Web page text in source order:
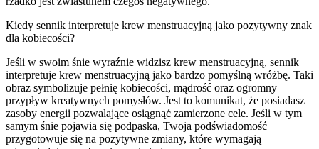
Kiedy sennik interpretuje krew menstruacyjną jako pozytywny znak
dla kobiecości?
Jeśli w swoim śnie wyraźnie widzisz krew menstruacyjną, sennik
interpretuje krew menstruacyjną jako bardzo pomyślną wróżbę. Taki
obraz symbolizuje pełnię kobiecości, mądrość oraz ogromny
przypływ kreatywnych pomysłów. Jest to komunikat, że posiadasz
zasoby energii pozwalające osiągnąć zamierzone cele. Jeśli w tym
samym śnie pojawia się podpaska, Twoja podświadomość
przygotowuje się na pozytywne zmiany, które wymagają